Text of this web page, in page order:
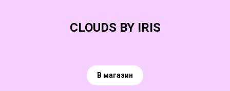
CLOUDS BY IRIS
В магазин